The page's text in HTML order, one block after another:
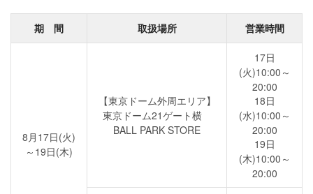
期 間 取扱場所 営業時間
8月17日(火)
～19日(木)
【東京ドーム外周エリア】
東京ドーム21ゲート横
BALL PARK STORE
17日
(火)10:00～
20:00
18日
(水)10:00～
20:00
19日
(木)10:00～
20:00